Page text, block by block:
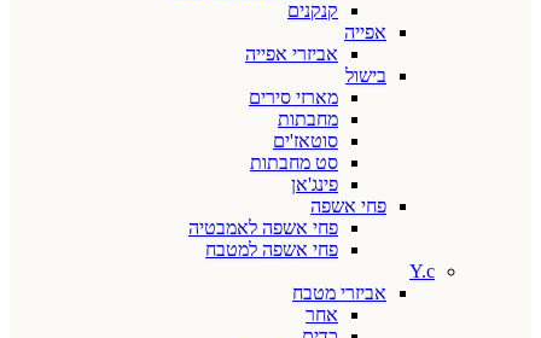
קנקנים
אפייה
אביזרי אפייה
בישול
מארזי סירים
מחבתות
סוטאז'ים
סט מחבתות
פינג'אן
פחי אשפה
פחי אשפה לאמבטיה
פחי אשפה למטבח
Y.c
אביזרי מטבח
אחר